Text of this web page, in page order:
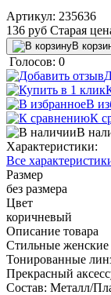
Артикул: 235636
136 руб Старая
В
Голосов: 0
В
К
В
Характеристики:
Все
Размер
без размера
Цвет
коричневый
Описание товара
Стильные женские
Тонированные
Прекрасный
Состав: Металл/